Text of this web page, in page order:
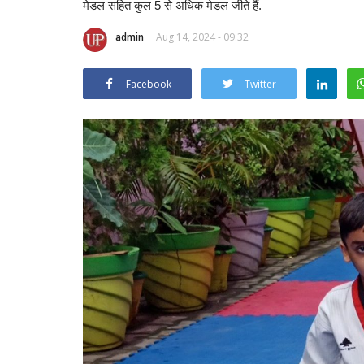
मेडल सहित कुल 5 से अधिक मेडल जीते हैं.
admin Aug 14, 2024 - 09:32
Facebook Twitter